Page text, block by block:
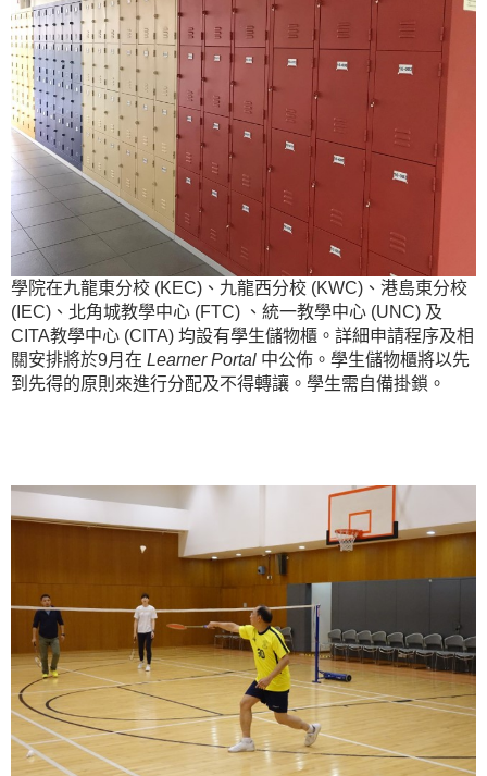
學院在九龍東分校 (KEC)、九龍西分校 (KWC)、港島東分校
(IEC)、北角城教學中心 (FTC) 、統一教學中心 (UNC) 及
CITA教學中心 (CITA) 均設有學生儲物櫃。詳細申請程序及相
關安排將於9月在 Learner Portal 中公佈。學生儲物櫃將以先
到先得的原則來進行分配及不得轉讓。學生需自備掛鎖。